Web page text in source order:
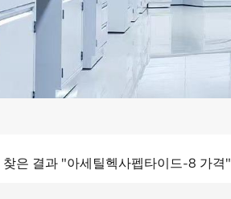
찾은 결과 "아세틸헥사펩타이드-8 가격"